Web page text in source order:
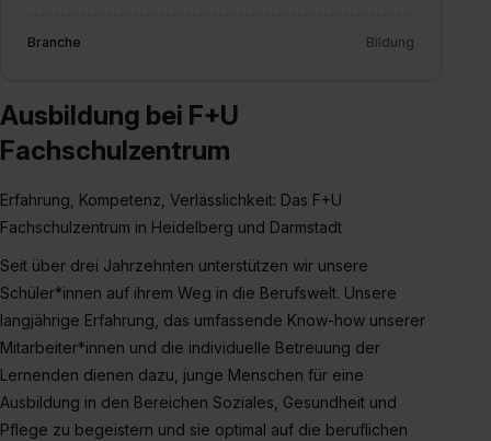
Branche Bildung
Ausbildung bei F+U
Fachschulzentrum
Erfahrung, Kompetenz, Verlässlichkeit: Das F+U
Fachschulzentrum in Heidelberg und Darmstadt
Seit über drei Jahrzehnten unterstützen wir unsere
Schüler*innen auf ihrem Weg in die Berufswelt. Unsere
langjährige Erfahrung, das umfassende Know-how unserer
Mitarbeiter*innen und die individuelle Betreuung der
Lernenden dienen dazu, junge Menschen für eine
Ausbildung in den Bereichen Soziales, Gesundheit und
Pflege zu begeistern und sie optimal auf die beruflichen